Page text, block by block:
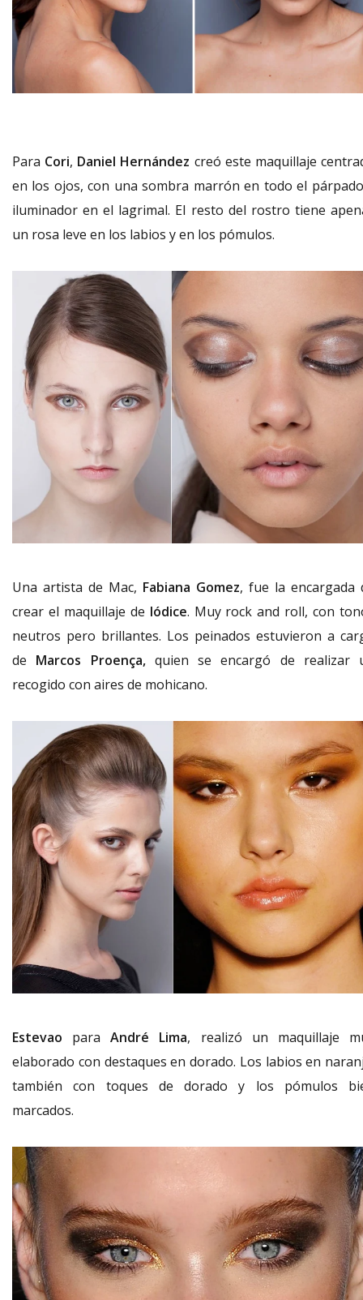
Para Cori, Daniel Hernández creó este maquillaje
en los ojos, con una sombra marrón en todo el
iluminador en el lagrimal. El resto del rostro tiene
un rosa leve en los labios y en los pómulos.
Una artista de Mac, Fabiana Gomez, fue la encargada
crear el maquillaje de Iódice. Muy rock and roll, con
neutros pero brillantes. Los peinados estuvieron a
de Marcos Proença,quien se encargó de realizar
recogido con aires de mohicano.
Estevao paraAndré Lima, realizó un maquillaje
elaborado con destaques en dorado. Los labios en
también con toques de dorado y los pómulos
marcados.